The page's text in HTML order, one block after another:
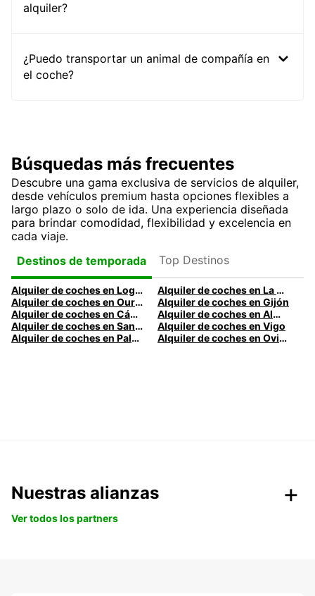
alquiler?
¿Puedo transportar un animal de compañía en
el coche?
Búsquedas más frecuentes
Descubre una gama exclusiva de servicios de alquiler,
desde vehículos premium hasta opciones flexibles a
largo plazo o solo de ida. Una experiencia diseñada
para brindar comodidad, flexibilidad y excelencia en
cada viaje.
Destinos de temporada
Top Destinos
Alquiler de coches en Logroño
Alquiler de coches en La Coruña
Alquiler de coches en Ourense
Alquiler de coches en Gijón
Alquiler de coches en Cádiz
Alquiler de coches en Almería
Alquiler de coches en Santander
Alquiler de coches en Vigo
Alquiler de coches en Palma
Alquiler de coches en Oviedo
Nuestras alianzas
Ver todos los partners